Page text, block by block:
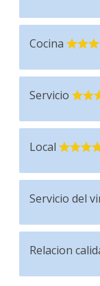
Cocina
Servicio
Local
Servicio del
Relacion